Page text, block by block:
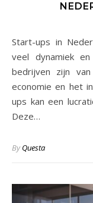
Start-ups in Nederland zijn een bloeiende sector, waar
veel dynamiek
bedrijven zijn
economie en het
ups kan een
Deze…
ByQuesta